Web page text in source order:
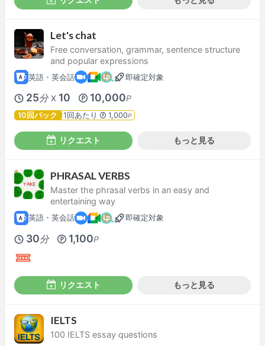
Let's chat
Free conversation, grammar, sentence structure
and popular expressions
英語・英会話 即確定対象
25分 X 10 10,000P
10回パック 1回あたり 1,000P
リクエスト もっと見る
PHRASAL VERBS
Master the phrasal verbs in an easy and
entertaining way
英語・英会話 即確定対象
30分 1,100P
リクエスト もっと見る
IELTS
100 IELTS essay questions